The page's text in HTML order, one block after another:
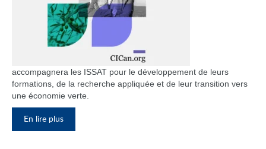
accompagnera les ISSAT pour le développement de leurs
formations, de la recherche appliquée et de leur transition vers
une économie verte.
En lire plus